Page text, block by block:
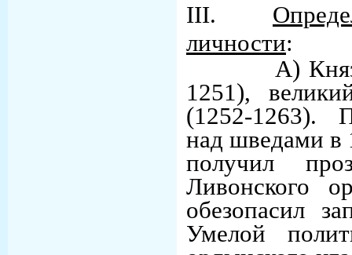
III.
личности:
А) Князь
1251),
(1252-1263).
над шведами в
получил
Ливонского
обезопасил
Умелой